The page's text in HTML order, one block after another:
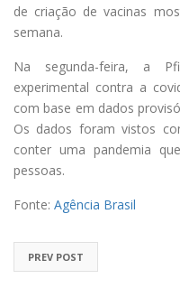
de criação de vacinas
semana.
Na segunda-feira, a
experimental contra a
com base em dados
Os dados foram vistos
conter uma pandemia
pessoas.
Fonte: Agência Brasil
PREV POST